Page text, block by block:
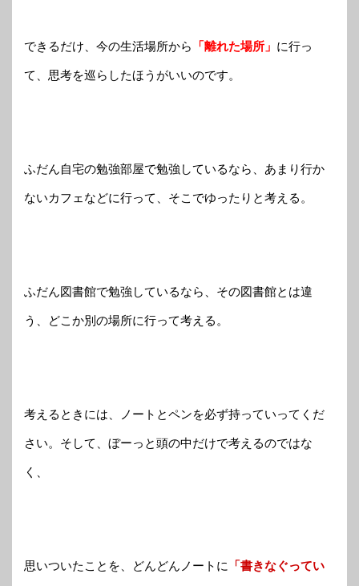
できるだけ、今の生活場所から 「離れた場所」 に行っ
て、思考を巡らしたほうがいいのです。
ふだん自宅の勉強部屋で勉強しているなら、あまり行か
ないカフェなどに行って、そこでゆったりと考える。
ふだん図書館で勉強しているなら、その図書館とは違
う、どこか別の場所に行って考える。
考えるときには、ノートとペンを必ず持っていってくだ
さい。そして、ぼーっと頭の中だけで考えるのではな
く、
思いついたことを、どんどんノートに 「書きなぐってい